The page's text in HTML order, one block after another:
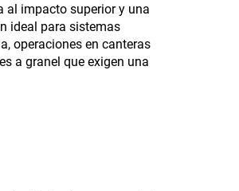
al impacto superior y una
ideal para sistemas
operaciones en canteras
a granel que exigen una